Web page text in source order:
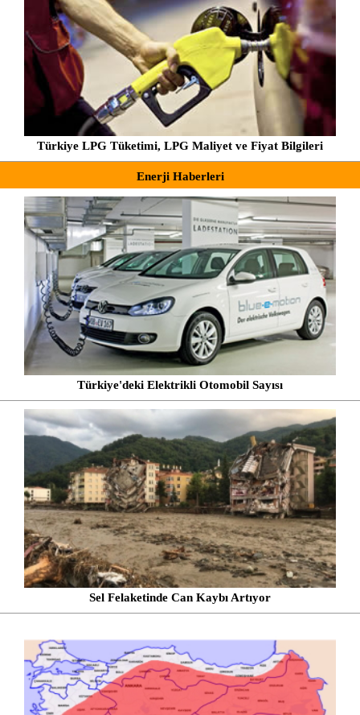
Türkiye LPG Tüketimi, LPG Maliyet ve Fiyat Bilgileri
Enerji Haberleri
Türkiye'deki Elektrikli Otomobil Sayısı
Sel Felaketinde Can Kaybı Artıyor